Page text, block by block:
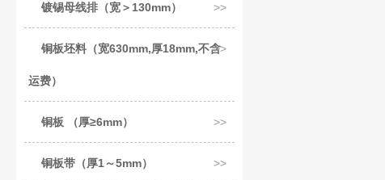
镀锡母线排（宽＞130mm）
铜板坯料（宽630mm,厚18mm,不含
运费）
铜板 （厚≥6mm）
铜板带（厚1～5mm）